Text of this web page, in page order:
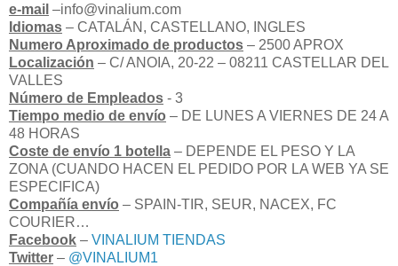
e-mail –info@vinalium.com
Idiomas – CATALÁN, CASTELLANO, INGLES
Numero Aproximado de productos – 2500 APROX
Localización – C/ ANOIA, 20-22 – 08211 CASTELLAR DEL
VALLES
Número de Empleados - 3
Tiempo medio de envío – DE LUNES A VIERNES DE 24 A
48 HORAS
Coste de envío 1 botella – DEPENDE EL PESO Y LA
ZONA (CUANDO HACEN EL PEDIDO POR LA WEB YA SE
ESPECIFICA)
Compañía envío – SPAIN-TIR, SEUR, NACEX, FC
COURIER…
Facebook – VINALIUM TIENDAS
Twitter – @VINALIUM1